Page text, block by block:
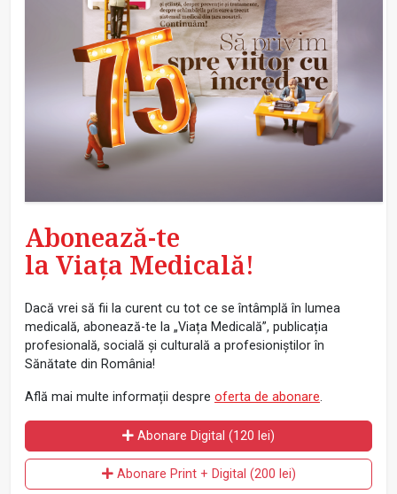
Abonează-te
la Viața Medicală!
Dacă vrei să fii la curent cu tot ce se întâmplă în lumea
medicală, abonează-te la „Viața Medicală”, publicația
profesională, socială și culturală a profesioniștilor în
Sănătate din România!
Află mai multe informații despre oferta de abonare.
Abonare Digital (120 lei)
Abonare Print + Digital (200 lei)